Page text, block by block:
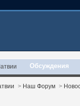
Обсуждения
> Наш Форум >